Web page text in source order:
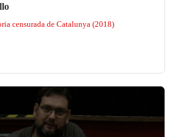
censurada de Catalunya (2018)